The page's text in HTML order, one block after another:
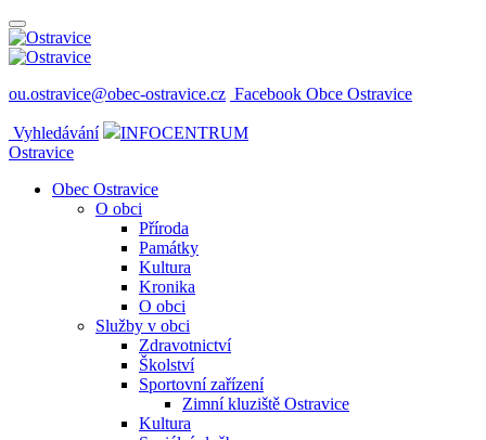
ou.ostravice@obec-ostravice.cz Facebook Obce Ostravice
Vyhledávání
INFOCENTRUM
Ostravice
Obec Ostravice
O obci
Příroda
Památky
Kultura
Kronika
O obci
Služby v obci
Zdravotnictví
Školství
Sportovní zařízení
Zimní kluziště Ostravice
Kultura